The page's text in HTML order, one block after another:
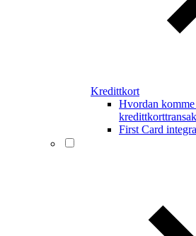
Kredittkort
Hvordan
First Card